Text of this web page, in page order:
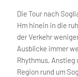
Die Tour nach
Hm hinein in die
der Verkehr
Ausblicke immer
Rhythmus,
Region rund um